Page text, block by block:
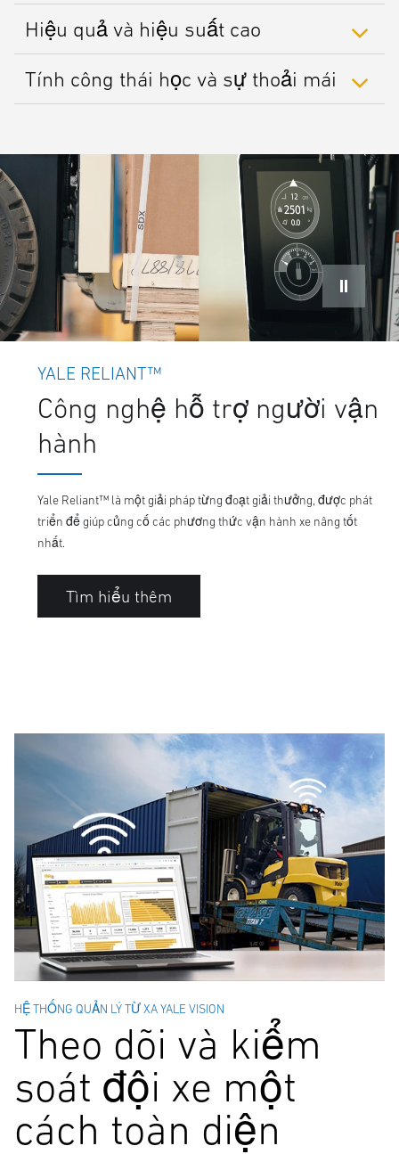
Hiệu quả và hiệu suất cao
Tính công thái học và sự thoải mái
YALE RELIANT™
Công nghệ hỗ trợ người vận
hành
Yale Reliant™ là một giải pháp từng đoạt giải thưởng, được phát
triển để giúp củng cố các phương thức vận hành xe nâng tốt
nhất.
Tìm hiểu thêm
HỆ THỐNG QUẢN LÝ TỪ XA YALE VISION
Theo dõi và kiểm
soát đội xe một
cách toàn diện